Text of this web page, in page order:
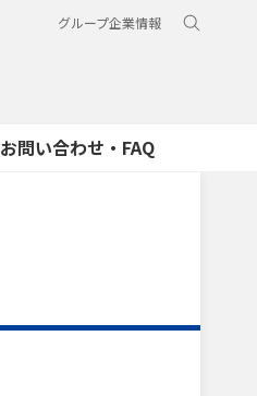
グループ企業情報
お問い合わせ・FAQ